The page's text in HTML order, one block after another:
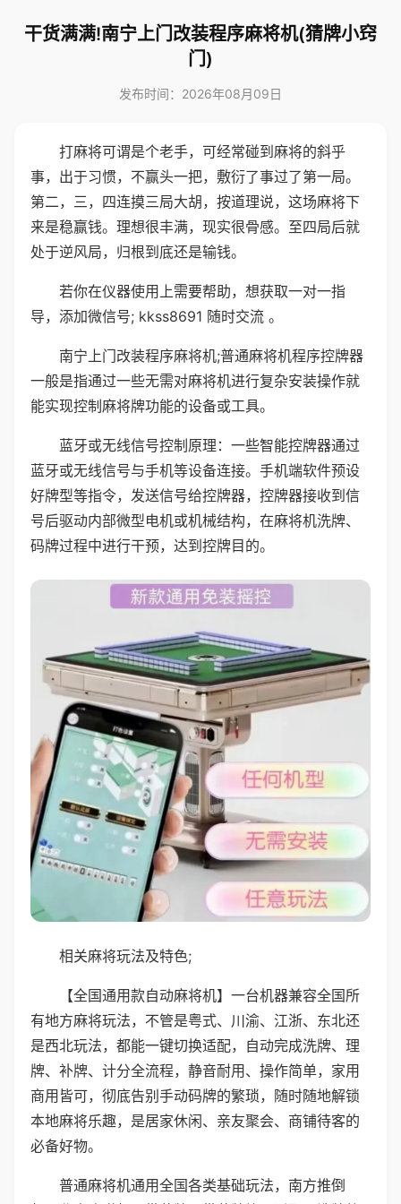
干货满满!南宁上门改装程序麻将机(猜牌小窍
门)
发布时间：2026年08月09日
打麻将可谓是个老手，可经常碰到麻将的斜乎
事，出于习惯，不赢头一把，敷衍了事过了第一局。
第二，三，四连摸三局大胡，按道理说，这场麻将下
来是稳赢钱。理想很丰满，现实很骨感。至四局后就
处于逆风局，归根到底还是输钱。
若你在仪器使用上需要帮助，想获取一对一指
导，添加微信号; kkss8691 随时交流 。
南宁上门改装程序麻将机;普通麻将机程序控牌器
一般是指通过一些无需对麻将机进行复杂安装操作就
能实现控制麻将牌功能的设备或工具。
蓝牙或无线信号控制原理：一些智能控牌器通过
蓝牙或无线信号与手机等设备连接。手机端软件预设
好牌型等指令，发送信号给控牌器，控牌器接收到信
号后驱动内部微型电机或机械结构，在麻将机洗牌、
码牌过程中进行干预，达到控牌目的。
相关麻将玩法及特色;
【全国通用款自动麻将机】一台机器兼容全国所
有地方麻将玩法，不管是粤式、川渝、江浙、东北还
是西北玩法，都能一键切换适配，自动完成洗牌、理
牌、补牌、计分全流程，静音耐用、操作简单，家用
商用皆可，彻底告别手动码牌的繁琐，随时随地解锁
本地麻将乐趣，是居家休闲、亲友聚会、商铺待客的
必备好物。
普通麻将机通用全国各类基础玩法，南方推倒